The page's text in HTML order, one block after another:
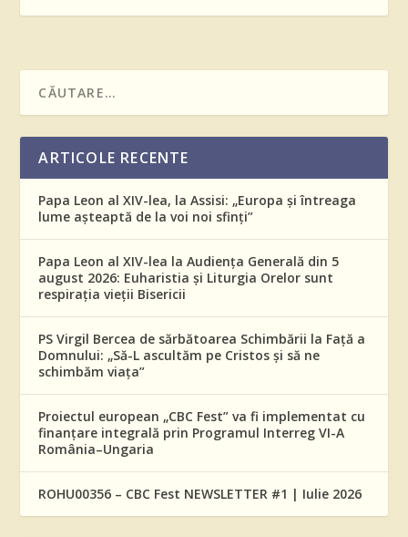
ARTICOLE RECENTE
Papa Leon al XIV-lea, la Assisi: „Europa și întreaga
lume așteaptă de la voi noi sfinți”
Papa Leon al XIV-lea la Audiența Generală din 5
august 2026: Euharistia și Liturgia Orelor sunt
respirația vieții Bisericii
PS Virgil Bercea de sărbătoarea Schimbării la Față a
Domnului: „Să-L ascultăm pe Cristos și să ne
schimbăm viața”
Proiectul european „CBC Fest” va fi implementat cu
finanțare integrală prin Programul Interreg VI-A
România–Ungaria
ROHU00356 – CBC Fest NEWSLETTER #1 | Iulie 2026